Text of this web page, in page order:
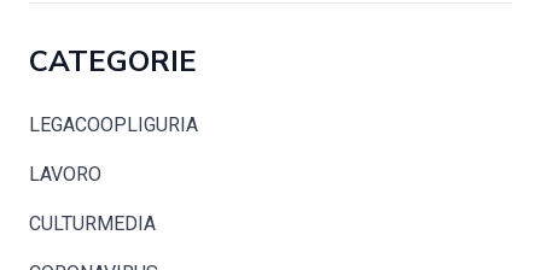
CATEGORIE
LEGACOOPLIGURIA
LAVORO
CULTURMEDIA